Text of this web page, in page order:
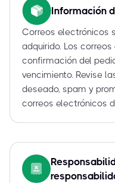
Información
Correos electrónicos
adquirido. Los
confirmación del
vencimiento. Revise
deseado, spam y
correos electrónicos